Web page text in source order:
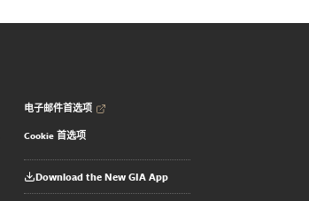
电子邮件首选项
Cookie 首选项
Download the New GIA App